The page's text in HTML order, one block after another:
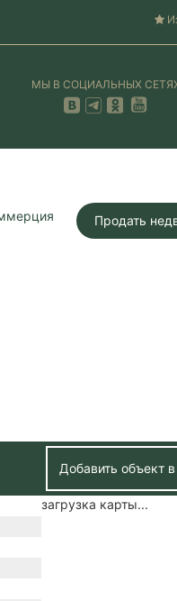
МЫ В СОЦИАЛЬНЫХ
Продать
Добавить объект
загрузка карты...